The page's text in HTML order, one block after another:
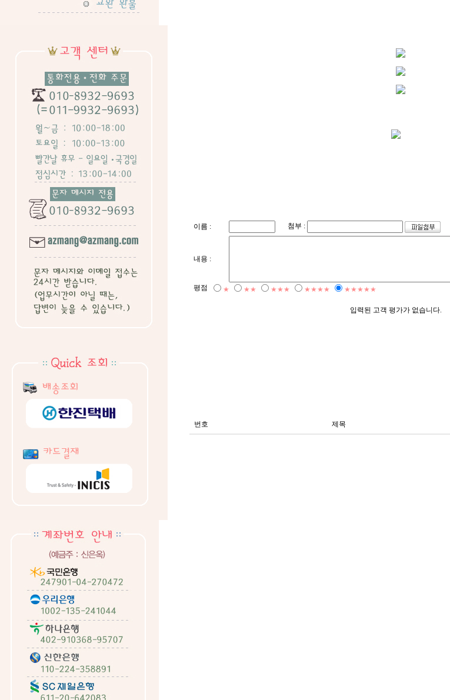
이름 : 첨부 :
내용 :
평점 ★ ★★ ★★★ ★★★★ ★★★★★
입력된 고객 평가가 없습니다.
번호 제목